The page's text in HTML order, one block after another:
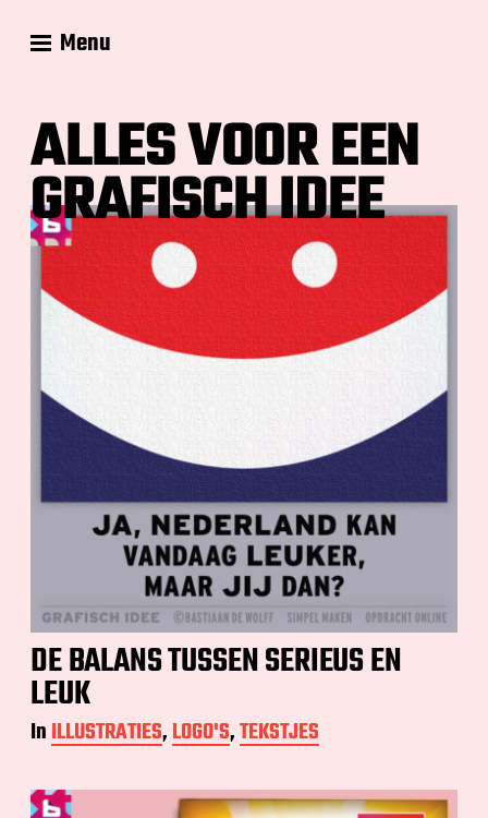
Menu
ALLES VOOR EEN
GRAFISCH IDEE
DE BALANS TUSSEN SERIEUS EN
LEUK
InILLUSTRATIES,LOGO'S,TEKSTJES